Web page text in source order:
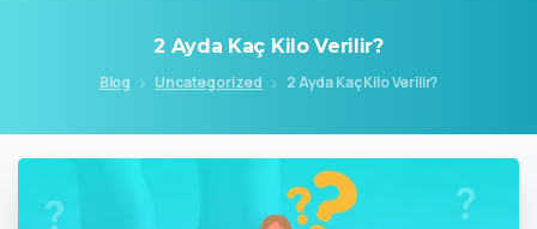
2 Ayda Kaç Kilo Verilir?
Blog Uncategorized 2 Ayda Kaç Kilo Verilir?